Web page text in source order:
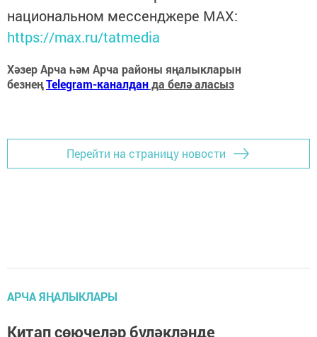
национальном мессенджере MАХ:
https://max.ru/tatmedia
Хәзер Арча һәм Арча районы яңалыкларын
безнеңTelegram-каналданда белә аласыз
Перейти на страницу новости
АРЧА ЯҢАЛЫКЛАРЫ
Китап сөючеләр бүләкләнде